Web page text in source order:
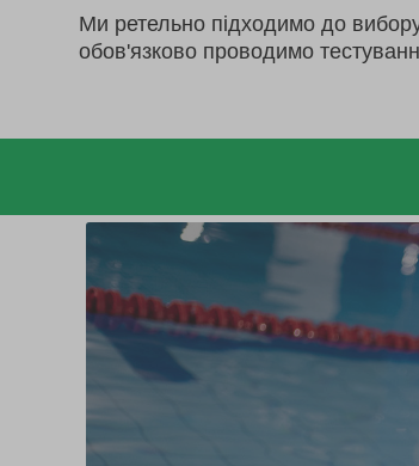
Ми ретельно підходимо до
обов'язково проводимо